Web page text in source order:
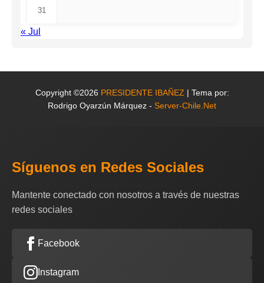
31
« Jul
Copyright ©2026 PRESIDENTE IBAÑEZ | Tema por:
Rodrigo Oyarzún Márquez - Server-Chile.Net
Síguenos en Redes Sociales
Mantente conectado con nosotros a través de nuestras
redes sociales
Facebook
Instagram